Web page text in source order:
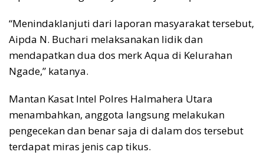
“Menindaklanjuti dari laporan masyarakat tersebut,
Aipda N. Buchari melaksanakan lidik dan
mendapatkan dua dos merk Aqua di Kelurahan
Ngade,” katanya.
Mantan Kasat Intel Polres Halmahera Utara
menambahkan, anggota langsung melakukan
pengecekan dan benar saja di dalam dos tersebut
terdapat miras jenis cap tikus.